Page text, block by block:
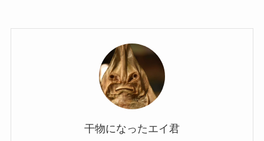
干物になったエイ君